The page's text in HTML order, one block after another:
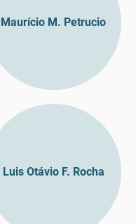
Maurício M. Petrucio
Luis Otávio F. Rocha